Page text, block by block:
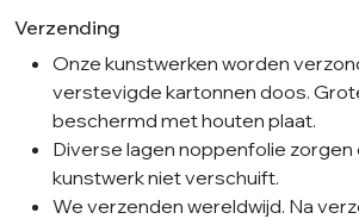
Verzending
Onze kunstwerken worden
verstevigde kartonnen doos.
beschermd met houten plaat.
Diverse lagen noppenfolie
kunstwerk niet verschuift.
We verzenden wereldwijd. Na